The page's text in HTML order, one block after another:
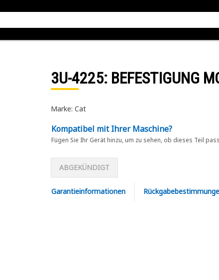
3U-4225: BEFESTIGUNG
Marke: Cat
Kompatibel mit Ihrer Maschine?
Fügen Sie Ihr Gerät hinzu, um zu sehen, ob dieses Teil
ABGEKÜNDIGT
Garantieinformationen